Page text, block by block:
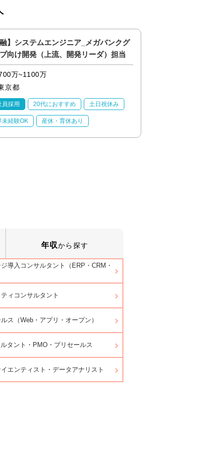
】システムエンジニア_メガバンクグ
向け開発（上流、開発リーダ）担当
万~1100万
京都
員採用 20代におすすめ 土日祝休み
未経験OK 産休・育休あり
年収から探す
導入コンサルタント（ERP・CRM・
ィコンサルタント
ス（Web・アプリ・オープン）
タント・PMO・プリセールス
エンティスト・データアナリスト